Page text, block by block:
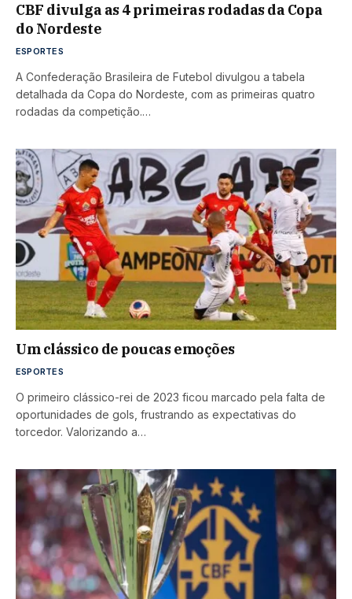
CBF divulga as 4 primeiras rodadas da Copa
do Nordeste
ESPORTES
A Confederação Brasileira de Futebol divulgou a tabela
detalhada da Copa do Nordeste, com as primeiras quatro
rodadas da competição.…
Um clássico de poucas emoções
ESPORTES
O primeiro clássico-rei de 2023 ficou marcado pela falta de
oportunidades de gols, frustrando as expectativas do
torcedor. Valorizando a…